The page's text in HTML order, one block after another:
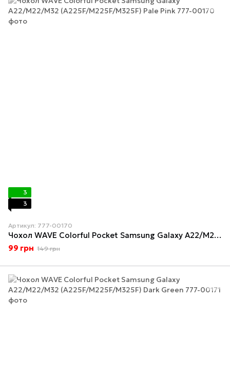
3
3
Артикул: 777-00170
Чохол WAVE Colorful Pocket Samsung Galaxy A22/M22/M32 (A225F/M225F/M325F) Pale Pink
99 грн 149 грн